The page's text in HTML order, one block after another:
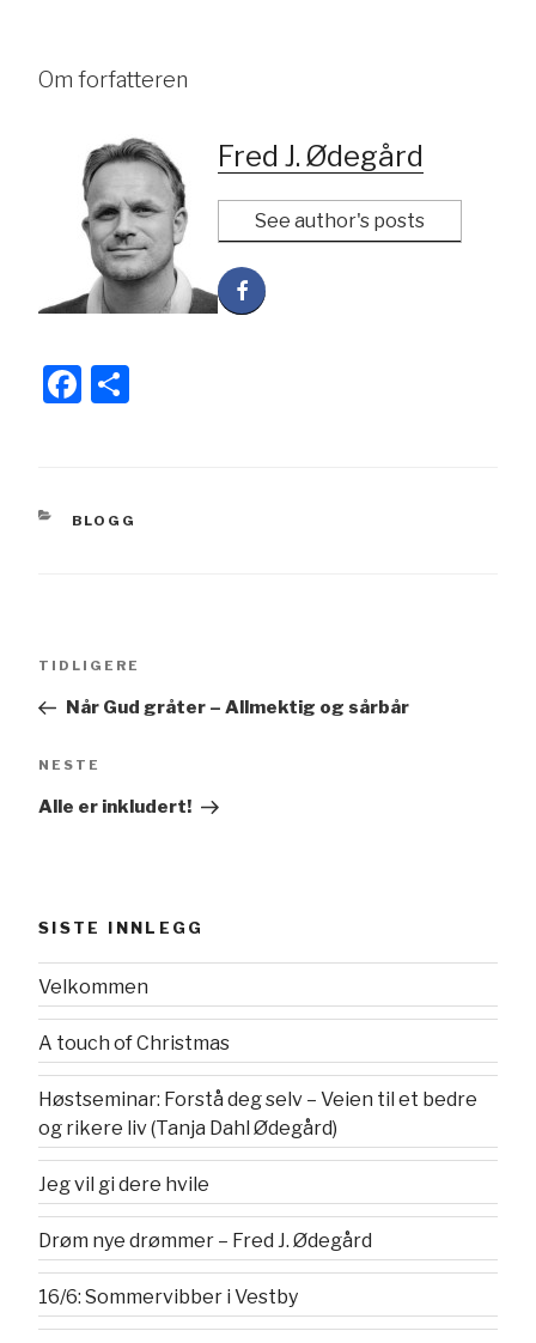
Om forfatteren
Fred J. Ødegård
See author's posts
F
b
k
KATEGORIER
BLOGG
Forrige
TIDLIGERE
Når Gud gråter – Allmektig og sårbår
Neste
NESTE
Alle er inkludert!
SISTE INNLEGG
Velkommen
A touch of Christmas
Høstseminar: Forstå deg selv – Veien til et bedre
og rikere liv (Tanja Dahl Ødegård)
Jeg vil gi dere hvile
Drøm nye drømmer – Fred J. Ødegård
16/6: Sommervibber i Vestby